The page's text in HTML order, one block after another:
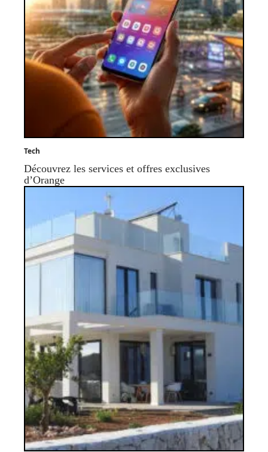
Tech
Découvrez les services et offres exclusives
d’Orange